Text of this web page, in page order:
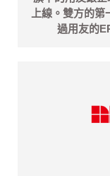
上線。雙方的
過用友的